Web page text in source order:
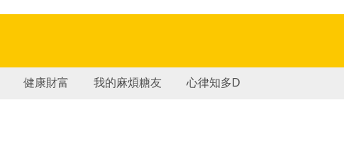
健康財富 我的麻煩糖友 心律知多D